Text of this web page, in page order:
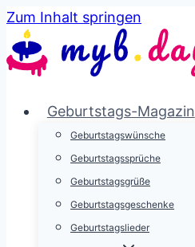
Zum Inhalt springen
Geburtstags-Magazin
Geburtstagswünsche
Geburtstagssprüche
Geburtstagsgrüße
Geburtstagsgeschenke
Geburtstagslieder